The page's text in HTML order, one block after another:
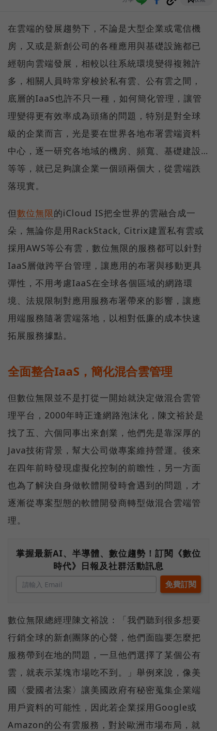
在雲端的發展趨勢下，不論是大型企業或電信機
房，又或是新創公司的各種應用與基礎設施都已
經朝向雲端發展，相較以往系統環境變得複雜許
多，相關人員時常穿梭於私有雲、公有雲之間，
底層的IaaS也許不只一種，如何簡化管理，讓管
理變得更有效率成為頭痛的問題，特別是對全球
級的企業而言，光是要在世界各地布署雲端資料
中心，逐一研究各地域的機房、頻寬、基礎建設…
等等，就已足夠讓企業一個頭兩個大，從雲端跌
落現實。
但數位無限的iCloud IS把全世界的雲融合成一
朵，無論你是用RackStack, Citrix建置私有雲或
採用AWS等公有雲，數位無限的服務都可以針對
IaaS層做跨平台管理，讓應用的布署與移動更具
彈性，不用考慮IaaS在全球各個區域的網路環
境、法規限制對應用服務布署帶來的影響，讓應
用端服務隨著雲端落地，以相對低廉的成本快速
拓展服務據點。
全面整合IaaS，簡化混合雲管理
但數位無限並不是打從一開始就決定做混合雲管
理平台，2000年時正逢網路泡沫化，陳文裕於是
找了五、六個同事出來創業，他們先是靠深厚的
Java技術背景，幫大公司做專案維持營運。後來
在四年前時發現虛擬化控制的前瞻性，另一方面
也為了解決自身做軟體開發時會遇到的問題，才
逐漸從專案型態的軟體開發商轉型做混合雲端管
理。
掌握最新AI、半導體、數位趨勢！訂閱《數位
時代》日報及社群活動訊息
數位無限總經理陳文裕說：「我們聽到很多想要
行銷全球的新創團隊的心聲，他們面臨要怎麼把
服務帶到在地的問題，一旦他們選擇了某個公有
雲，就表示某塊市場吃不到。」舉例來說，像美
國〈愛國者法案〉讓美國政府有秘密蒐集企業端
用戶資料的可能性，因此若企業採用Google或
Amazon的公有雲服務，對於歐洲市場布局，就